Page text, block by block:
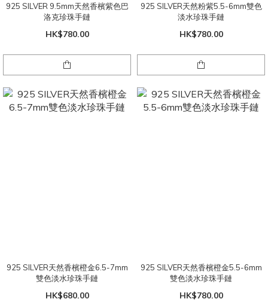
925 SILVER 9.5mm天然香檳紫色巴
洛克珍珠手鏈
HK$780.00
925 SILVER天然粉紫5.5-6mm雙色
淡水珍珠手鏈
HK$780.00
925 SILVER天然香檳橙金6.5-7mm
雙色淡水珍珠手鏈
HK$680.00
925 SILVER天然香檳橙金5.5-6mm
雙色淡水珍珠手鏈
HK$780.00